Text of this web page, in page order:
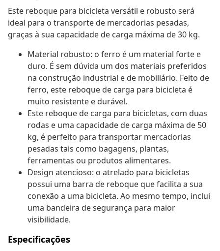
Este reboque para bicicleta versátil e robusto será
ideal para o transporte de mercadorias pesadas,
graças à sua capacidade de carga máxima de 30 kg.
Material robusto: o ferro é um material forte e
duro. É sem dúvida um dos materiais preferidos
na construção industrial e de mobiliário. Feito de
ferro, este reboque de carga para bicicleta é
muito resistente e durável.
Este reboque de carga para bicicletas, com duas
rodas e uma capacidade de carga máxima de 50
kg, é perfeito para transportar mercadorias
pesadas tais como bagagens, plantas,
ferramentas ou produtos alimentares.
Design atencioso: o atrelado para bicicletas
possui uma barra de reboque que facilita a sua
conexão a uma bicicleta. Ao mesmo tempo, inclui
uma bandeira de segurança para maior
visibilidade.
Especificações